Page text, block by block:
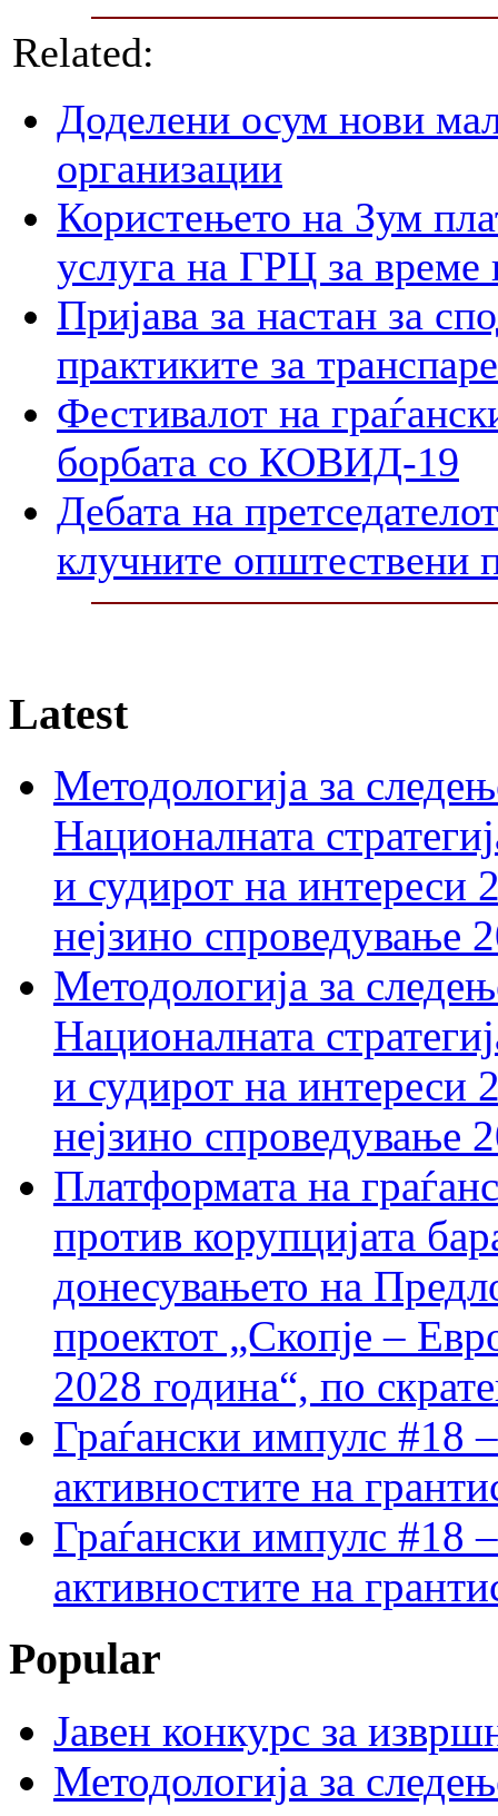
Related:
Доделени осум нови
организации
Користењето на Зум
услуга на ГРЦ за време
Пријава за настан за
практиките за
Фестивалот на
борбата со КОВИД-19
Дебата на
клучните општествени
Latest
Методологија за
Националната
и судирот на интереси
нејзино спроведување
Методологија за
Националната
и судирот на интереси
нејзино спроведување
Платформата на
против корупцијата
донесувањето на
проектот „Скопје –
2028 година“, по
Граѓански импулс #18
активностите на
Граѓански импулс #18
активностите на
Popular
Јавен конкурс за
Методологија за